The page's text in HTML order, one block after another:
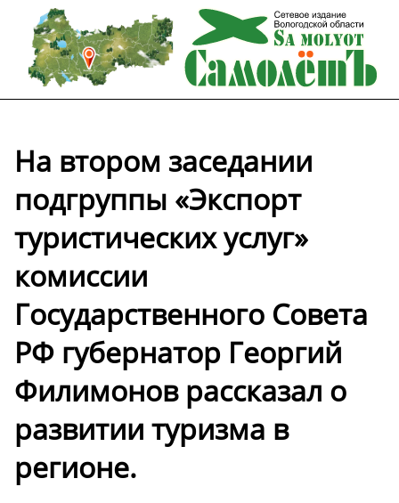
На втором заседании
подгруппы «Экспорт
туристических услуг»
комиссии
Государственного Совета
РФ губернатор Георгий
Филимонов рассказал о
развитии туризма в
регионе.